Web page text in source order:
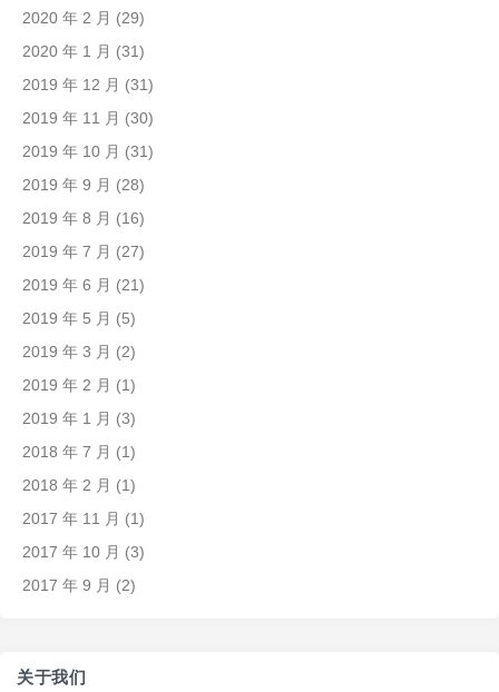
2020 年 2 月 (29)
2020 年 1 月 (31)
2019 年 12 月 (31)
2019 年 11 月 (30)
2019 年 10 月 (31)
2019 年 9 月 (28)
2019 年 8 月 (16)
2019 年 7 月 (27)
2019 年 6 月 (21)
2019 年 5 月 (5)
2019 年 3 月 (2)
2019 年 2 月 (1)
2019 年 1 月 (3)
2018 年 7 月 (1)
2018 年 2 月 (1)
2017 年 11 月 (1)
2017 年 10 月 (3)
2017 年 9 月 (2)
关于我们